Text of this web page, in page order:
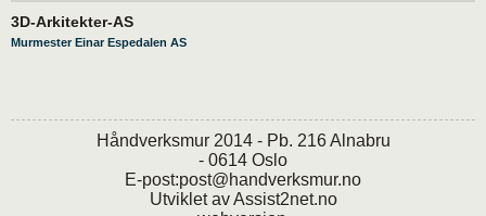
3D-Arkitekter-AS
Murmester Einar Espedalen AS
Håndverksmur 2014 - Pb. 216 Alnabru
- 0614 Oslo
E-post:post@handverksmur.no
Utviklet avAssist2net.no